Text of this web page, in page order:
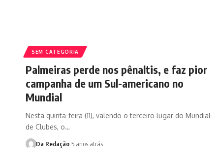
SEM CATEGORIA
Palmeiras perde nos pênaltis, e faz pior
campanha de um Sul-americano no
Mundial
Nesta quinta-feira (11), valendo o terceiro lugar do Mundial
de Clubes, o…
Da Redação 5 anos atrás